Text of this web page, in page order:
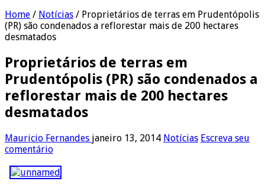
Home / Notícias / Proprietários de terras em Prudentópolis
(PR) são condenados a reflorestar mais de 200 hectares
desmatados
Proprietários de terras em
Prudentópolis (PR) são condenados a
reflorestar mais de 200 hectares
desmatados
Mauricio Fernandes janeiro 13, 2014 Notícias Escreva seu
comentário